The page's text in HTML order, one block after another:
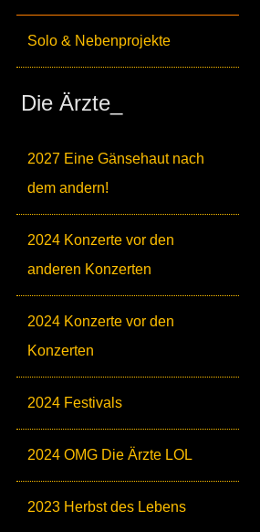
Solo & Nebenprojekte
Die Ärzte_
2027 Eine Gänsehaut nach
dem andern!
2024 Konzerte vor den
anderen Konzerten
2024 Konzerte vor den
Konzerten
2024 Festivals
2024 OMG Die Ärzte LOL
2023 Herbst des Lebens